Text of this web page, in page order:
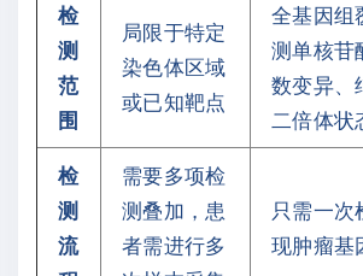
检
测
范
围
局限于特定
染色体区域
或已知靶点
全基因组
测单核苷
数变异、
二倍体状
检
测
流
需要多项检
测叠加，患
者需进行多
只需一次
现肿瘤基